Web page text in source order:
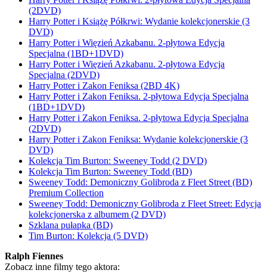
(2DVD)
Harry Potter i Książę Półkrwi: Wydanie kolekcjonerskie (3
DVD)
Harry Potter i Więzień Azkabanu. 2-płytowa Edycja
Specjalna (1BD+1DVD)
Harry Potter i Więzień Azkabanu. 2-płytowa Edycja
Specjalna (2DVD)
Harry Potter i Zakon Feniksa (2BD 4K)
Harry Potter i Zakon Feniksa. 2-płytowa Edycja Specjalna
(1BD+1DVD)
Harry Potter i Zakon Feniksa. 2-płytowa Edycja Specjalna
(2DVD)
Harry Potter i Zakon Feniksa: Wydanie kolekcjonerskie (3
DVD)
Kolekcja Tim Burton: Sweeney Todd (2 DVD)
Kolekcja Tim Burton: Sweeney Todd (BD)
Sweeney Todd: Demoniczny Golibroda z Fleet Street (BD)
Premium Collection
Sweeney Todd: Demoniczny Golibroda z Fleet Street: Edycja
kolekcjonerska z albumem (2 DVD)
Szklana pułapka (BD)
Tim Burton: Kolekcja (5 DVD)
Ralph Fiennes
Zobacz inne filmy tego aktora: